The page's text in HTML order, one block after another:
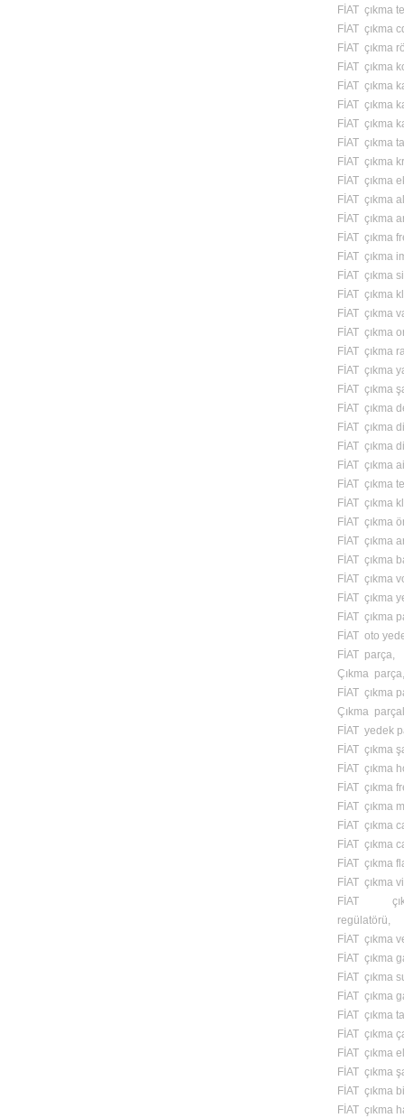
FİAT çıkma
FİAT çıkma
FİAT çıkma
FİAT çıkma
FİAT çıkma
FİAT çıkma
FİAT çıkma
FİAT çıkma
FİAT çıkma
FİAT çıkma
FİAT çıkma
FİAT çıkma
FİAT çıkma
FİAT çıkma
FİAT çıkma
FİAT çıkma
FİAT çıkma
FİAT çıkma
FİAT çıkma
FİAT çıkma
FİAT çıkma
FİAT çıkma
FİAT çıkma
FİAT çıkma
FİAT çıkma
FİAT çıkma
FİAT çıkma
FİAT çıkma
FİAT çıkma
FİAT çıkma
FİAT çıkma
FİAT çıkma
FİAT çıkma
FİAT oto
FİAT parça,
Çıkma parça,
FİAT çıkma
Çıkma
FİAT yedek
FİAT çıkma
FİAT çıkma
FİAT çıkma
FİAT çıkma
FİAT çıkma
FİAT çıkma
FİAT çıkma
FİAT çıkma
FİAT
regülatörü,
FİAT çıkma
FİAT çıkma
FİAT çıkma
FİAT çıkma
FİAT çıkma
FİAT çıkma
FİAT çıkma
FİAT çıkma
FİAT çıkma
FİAT çıkma